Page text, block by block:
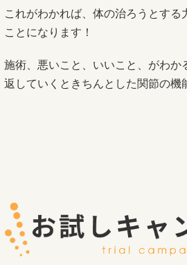
これがわかれば、体の治ろうとする
ことになります！
施術、悪いこと、いいこと、がわか
返していくときちんとした関節の機